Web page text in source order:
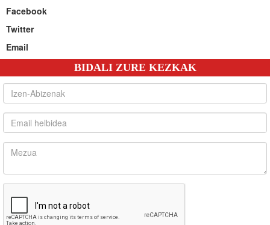
Facebook
Twitter
Email
BIDALI ZURE KEZKAK